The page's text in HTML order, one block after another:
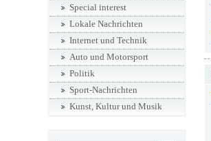
Special interest
Lokale Nachrichten
Internet und Technik
Auto und Motorsport
Politik
Sport-Nachrichten
Kunst, Kultur und Musik